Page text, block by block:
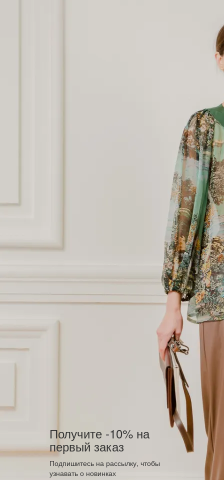
Получите -10% на
первый заказ
Подпишитесь на рассылку, чтобы
узнавать о новинках